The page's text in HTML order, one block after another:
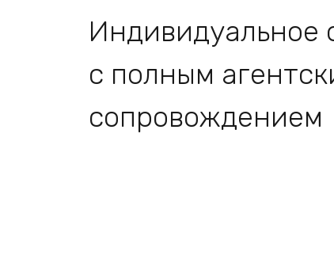
Индивидуальное
с полным
сопровождением